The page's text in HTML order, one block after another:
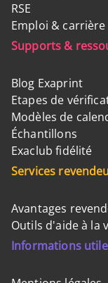
RSE
Emploi & carrière
Supports &
Blog Exaprint
Etapes de
Modèles de
Échantillons
Exaclub fidélité
Services
Avantages
Outils d'aide à la
Informations